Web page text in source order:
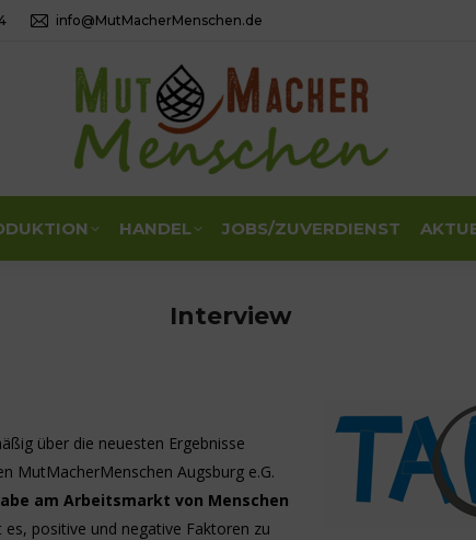
info@MutMacherMenschen.de
HANDEL JOBS/ZUVERDIENST
Interview
über die neuesten Ergebnisse
MutMacherMenschen Augsburg e.G.
am Arbeitsmarkt von Menschen
es, positive und negative Faktoren zu